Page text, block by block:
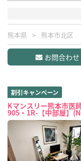
熊本県 熊本市北区
お問合わせ
割引キャンペーン
Kマンスリー熊本市医
905・1R-【中部屋】